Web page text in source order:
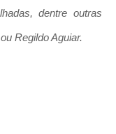
dentre outras
Regildo Aguiar.